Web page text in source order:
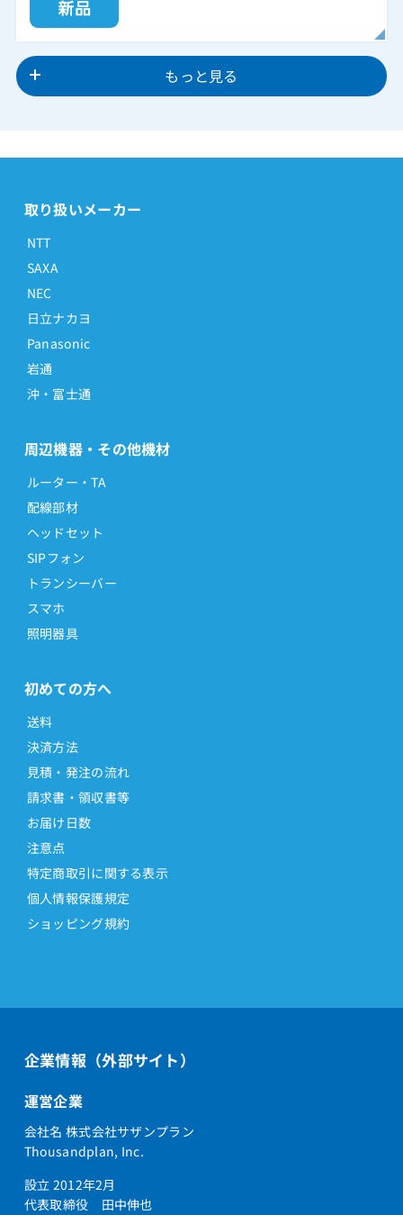
もっと見る
取り扱いメーカー
NTT
SAXA
NEC
日立ナカヨ
Panasonic
岩通
沖・富士通
周辺機器・その他機材
ルーター・TA
配線部材
ヘッドセット
SIPフォン
トランシーバー
スマホ
照明器具
初めての方へ
送料
決済方法
見積・発注の流れ
請求書・領収書等
お届け日数
注意点
特定商取引に関する表示
個人情報保護規定
ショッピング規約
企業情報（外部サイト）
運営企業
会社名 株式会社サザンプラン
Thousandplan, Inc.
設立 2012年2月
代表取締役 田中伸也